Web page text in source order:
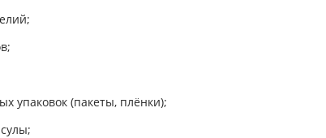
упаковок (пакеты, плёнки);